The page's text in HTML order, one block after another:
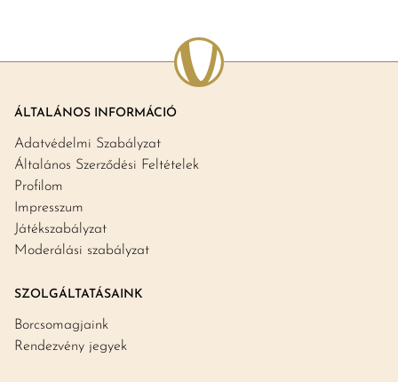
ÁLTALÁNOS INFORMÁCIÓ
Adatvédelmi Szabályzat
Általános Szerződési Feltételek
Profilom
Impresszum
Játékszabályzat
Moderálási szabályzat
SZOLGÁLTATÁSAINK
Borcsomagjaink
Rendezvény jegyek